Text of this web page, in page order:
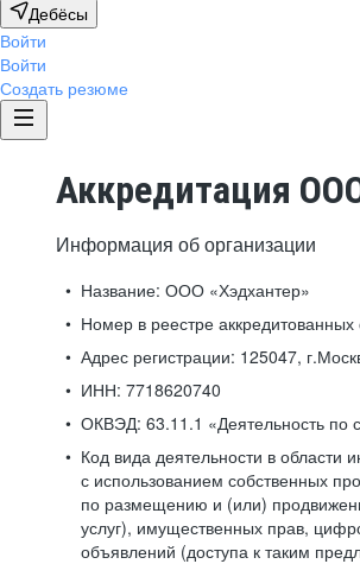
Дебёсы
Войти
Войти
Создать резюме
Аккредитация
Информация об организации
Название: ООО «Хэдхантер»
Номер в реестре аккредитованных
Адрес регистрации: 125047,
ИНН: 7718620740
ОКВЭД: 63.11.1 «Деятельность
Код вида деятельности в области
с использованием собственных
по размещению и (или)
услуг), имущественных прав,
объявлений (доступа к таким